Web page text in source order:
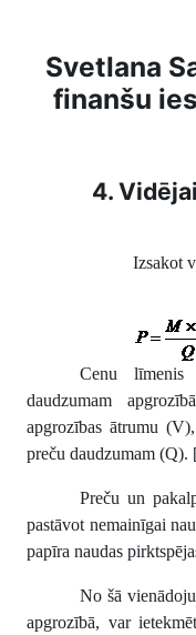
Svetlana
finanšu
4.
Izsakot
Cenu
daudzumam
apgrozības ātrumu
preču daudzumam (Q).
Preču un
pastāvot nemainīgai
papīra naudas
No šā
apgrozībā, var